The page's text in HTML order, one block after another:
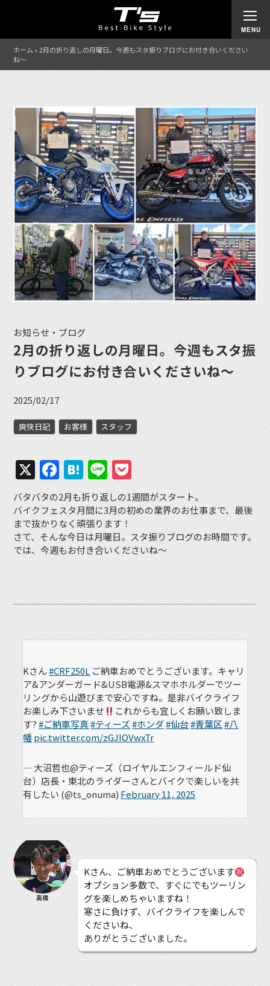
ホーム »2月の折り返しの月曜日。今週もスタ振りブログにお付き合いください
ね〜
お知らせ・ブログ
2月の折り返しの月曜日。今週もスタ振
りブログにお付き合いくださいね〜
2025/02/17
爽快日記 お客様 スタッフ
X Facebook
Hatena
Line
バタバタの2月も折り返しの1週間がスタート。
バイクフェスタ月間に3月の初めの業界のお仕事まで、最後
まで抜かりなく頑張ります！
さて、そんな今日は月曜日。スタ振りブログのお時間です。
では、今週もお付き合いくださいね〜
Kさん#CRF250L ご納車おめでとうございます。キャリ
ア&アンダーガード&USB電源&スマホホルダーでツー
リングから山遊びまで安心ですね。是非バイクライフ
お楽しみ下さいませ
これからも宜しくお願い致しま
す?#ご納車写真#ティーズ#ホンダ#仙台#青葉区#八
幡pic.twitter.com/zGJIOVwxTr
— 大沼哲也@ティーズ（ロイヤルエンフィールド仙
台）店長・東北のライダーさんとバイクで楽しいを共
有したい (@ts_onuma) February 11, 2025
高橋
Kさん、ご納車おめでとうございます
オプション多数で、すぐにでもツーリン
グを楽しめちゃいますね！
寒さに負けず、バイクライフを楽しんで
くださいね、
ありがとうございました。